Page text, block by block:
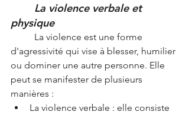
La violence verbale et
physique
d'agressivité qui vise à blesser, humilier
ou dominer une autre personne. Elle
peut se manifester de plusieurs
manières :
La violence verbale : elle consiste